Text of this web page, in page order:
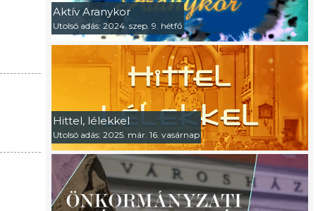
Aktív Aranykor
Utolsó adás: 2024. szep. 9. hétfő
Hittel, lélekkel
Utolsó adás: 2025. már. 16. vasárnap